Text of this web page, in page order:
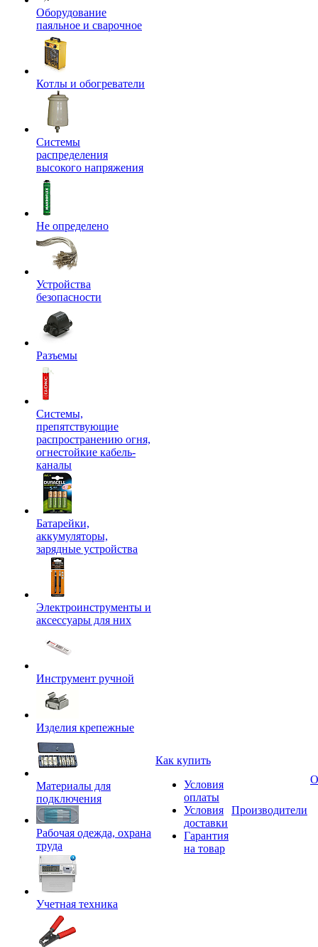
Оборудование
паяльное и сварочное
Котлы и обогреватели
Системы
распределения
высокого напряжения
Не определено
Устройства
безопасности
Разъемы
Системы,
препятствующие
распространению огня,
огнестойкие кабель-
каналы
Батарейки,
аккумуляторы,
зарядные устройства
Электроинструменты и
аксессуары для них
Инструмент ручной
Изделия крепежные
Материалы для
подключения
Рабочая одежда, охрана
труда
Учетная техника
Как купить
Условия
оплаты
Условия
доставки
Гарантия
на товар
Производители